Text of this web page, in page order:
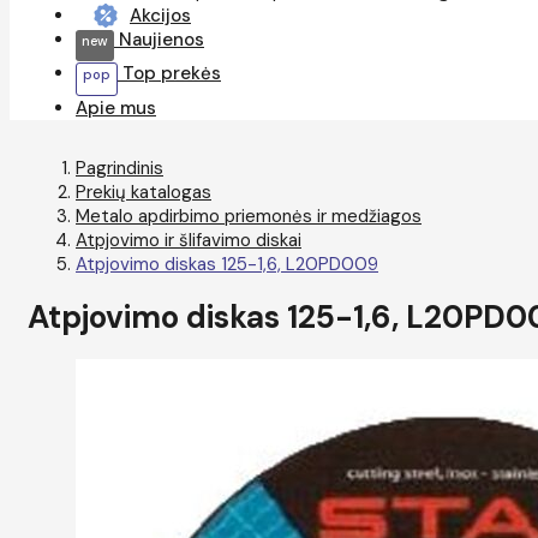
Akcijos
Naujienos
Top prekės
Apie mus
Pagrindinis
Prekių katalogas
Metalo apdirbimo priemonės ir medžiagos
Atpjovimo ir šlifavimo diskai
Atpjovimo diskas 125-1,6, L20PD009
Atpjovimo diskas 125-1,6,